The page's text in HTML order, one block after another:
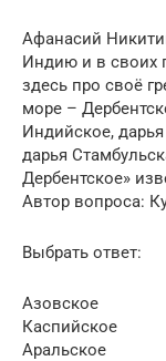
Афанасий
Индию и в своих
здесь про своё
море –
Индийское,
дарья
Дербентское»
Автор вопроса:
Выбрать ответ:
Азовское
Каспийское
Аральское